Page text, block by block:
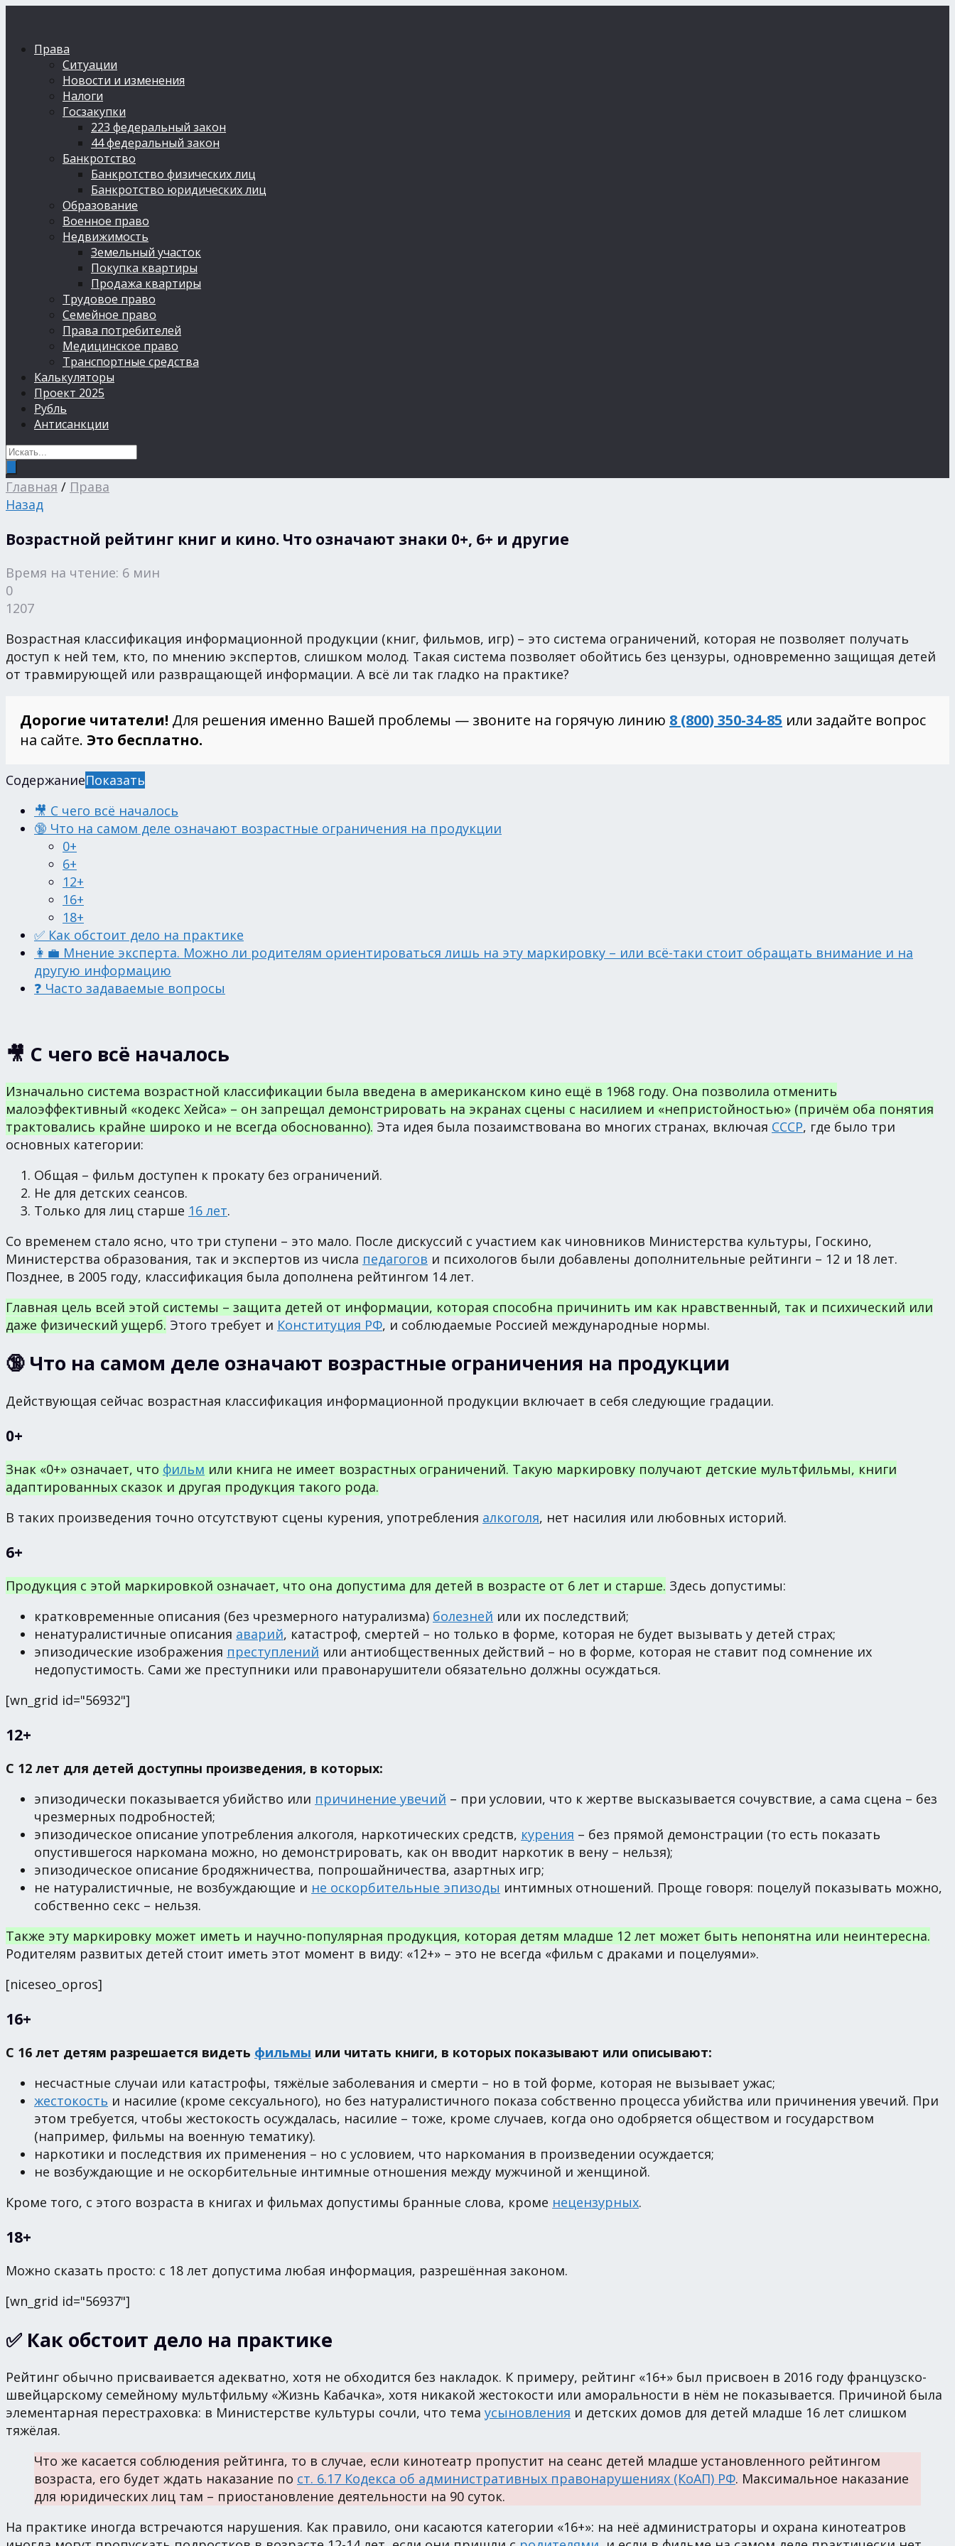
Права
Ситуации
Новости и изменения
Налоги
Госзакупки
223 федеральный закон
44 федеральный закон
Банкротство
Банкротство физических лиц
Банкротство юридических лиц
Образование
Военное право
Недвижимость
Земельный участок
Покупка квартиры
Продажа квартиры
Трудовое право
Семейное право
Права потребителей
Медицинское право
Транспортные средства
Калькуляторы
Проект 2025
Рубль
Антисанкции
Главная / Права
Назад
Возрастной рейтинг книг и кино. Что означают знаки 0+, 6+ и другие
Время на чтение: 6 мин
0
1207
Возрастная классификация информационной продукции (книг, фильмов, игр) – это система ограничений, которая не позволяет получать
доступ к ней тем, кто, по мнению экспертов, слишком молод. Такая система позволяет обойтись без цензуры, одновременно защищая детей
от травмирующей или развращающей информации. А всё ли так гладко на практике?
Дорогие читатели! Для решения именно Вашей проблемы — звоните на горячую линию 8 (800) 350-34-85 или задайте вопрос
на сайте. Это бесплатно.
СодержаниеПоказать
🎥 С чего всё началось
🔞 Что на самом деле означают возрастные ограничения на продукции
0+
6+
12+
16+
18+
✅ Как обстоит дело на практике
👩‍💼 Мнение эксперта. Можно ли родителям ориентироваться лишь на эту маркировку – или всё-таки стоит обращать внимание и на
другую информацию
❓ Часто задаваемые вопросы
🎥 С чего всё началось
Изначально система возрастной классификации была введена в американском кино ещё в 1968 году. Она позволила отменить
малоэффективный «кодекс Хейса» – он запрещал демонстрировать на экранах сцены с насилием и «непристойностью» (причём оба понятия
трактовались крайне широко и не всегда обоснованно). Эта идея была позаимствована во многих странах, включая СССР, где было три
основных категории:
Общая – фильм доступен к прокату без ограничений.
Не для детских сеансов.
Только для лиц старше 16 лет.
Со временем стало ясно, что три ступени – это мало. После дискуссий с участием как чиновников Министерства культуры, Госкино,
Министерства образования, так и экспертов из числа педагогов и психологов были добавлены дополнительные рейтинги – 12 и 18 лет.
Позднее, в 2005 году, классификация была дополнена рейтингом 14 лет.
Главная цель всей этой системы – защита детей от информации, которая способна причинить им как нравственный, так и психический или
даже физический ущерб. Этого требует и Конституция РФ, и соблюдаемые Россией международные нормы.
🔞 Что на самом деле означают возрастные ограничения на продукции
Действующая сейчас возрастная классификация информационной продукции включает в себя следующие градации.
0+
Знак «0+» означает, что фильм или книга не имеет возрастных ограничений. Такую маркировку получают детские мультфильмы, книги
адаптированных сказок и другая продукция такого рода.
В таких произведения точно отсутствуют сцены курения, употребления алкоголя, нет насилия или любовных историй.
6+
Продукция с этой маркировкой означает, что она допустима для детей в возрасте от 6 лет и старше. Здесь допустимы:
кратковременные описания (без чрезмерного натурализма) болезней или их последствий;
ненатуралистичные описания аварий, катастроф, смертей – но только в форме, которая не будет вызывать у детей страх;
эпизодические изображения преступлений или антиобщественных действий – но в форме, которая не ставит под сомнение их
недопустимость. Сами же преступники или правонарушители обязательно должны осуждаться.
[wn_grid id="56932"]
12+
С 12 лет для детей доступны произведения, в которых:
эпизодически показывается убийство или причинение увечий – при условии, что к жертве высказывается сочувствие, а сама сцена – без
чрезмерных подробностей;
эпизодическое описание употребления алкоголя, наркотических средств, курения – без прямой демонстрации (то есть показать
опустившегося наркомана можно, но демонстрировать, как он вводит наркотик в вену – нельзя);
эпизодическое описание бродяжничества, попрошайничества, азартных игр;
не натуралистичные, не возбуждающие и не оскорбительные эпизоды интимных отношений. Проще говоря: поцелуй показывать можно,
собственно секс – нельзя.
Также эту маркировку может иметь и научно-популярная продукция, которая детям младше 12 лет может быть непонятна или неинтересна.
Родителям развитых детей стоит иметь этот момент в виду: «12+» – это не всегда «фильм с драками и поцелуями».
[niceseo_opros]
16+
С 16 лет детям разрешается видеть фильмы или читать книги, в которых показывают или описывают:
несчастные случаи или катастрофы, тяжёлые заболевания и смерти – но в той форме, которая не вызывает ужас;
жестокость и насилие (кроме сексуального), но без натуралистичного показа собственно процесса убийства или причинения увечий. При
этом требуется, чтобы жестокость осуждалась, насилие – тоже, кроме случаев, когда оно одобряется обществом и государством
(например, фильмы на военную тематику).
наркотики и последствия их применения – но с условием, что наркомания в произведении осуждается;
не возбуждающие и не оскорбительные интимные отношения между мужчиной и женщиной.
Кроме того, с этого возраста в книгах и фильмах допустимы бранные слова, кроме нецензурных.
18+
Можно сказать просто: с 18 лет допустима любая информация, разрешённая законом.
[wn_grid id="56937"]
✅ Как обстоит дело на практике
Рейтинг обычно присваивается адекватно, хотя не обходится без накладок. К примеру, рейтинг «16+» был присвоен в 2016 году французско-
швейцарскому семейному мультфильму «Жизнь Кабачка», хотя никакой жестокости или аморальности в нём не показывается. Причиной была
элементарная перестраховка: в Министерстве культуры сочли, что тема усыновления и детских домов для детей младше 16 лет слишком
тяжёлая.
Что же касается соблюдения рейтинга, то в случае, если кинотеатр пропустит на сеанс детей младше установленного рейтингом
возраста, его будет ждать наказание по ст. 6.17 Кодекса об административных правонарушениях (КоАП) РФ. Максимальное наказание
для юридических лиц там – приостановление деятельности на 90 суток.
На практике иногда встречаются нарушения. Как правило, они касаются категории «16+»: на неё администраторы и охрана кинотеатров